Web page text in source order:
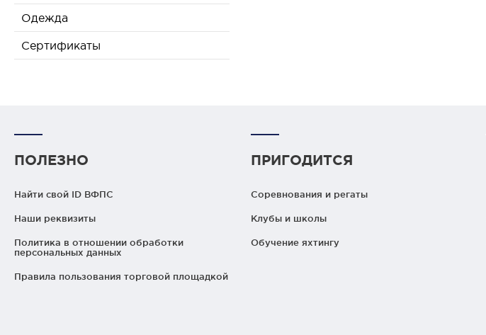
Одежда
Сертификаты
ПОЛЕЗНО
Найти свой ID ВФПС
Наши реквизиты
Политика в отношении обработки
персональных данных
Правила пользования торговой площадкой
ПРИГОДИТСЯ
Соревнования и регаты
Клубы и школы
Обучение яхтингу